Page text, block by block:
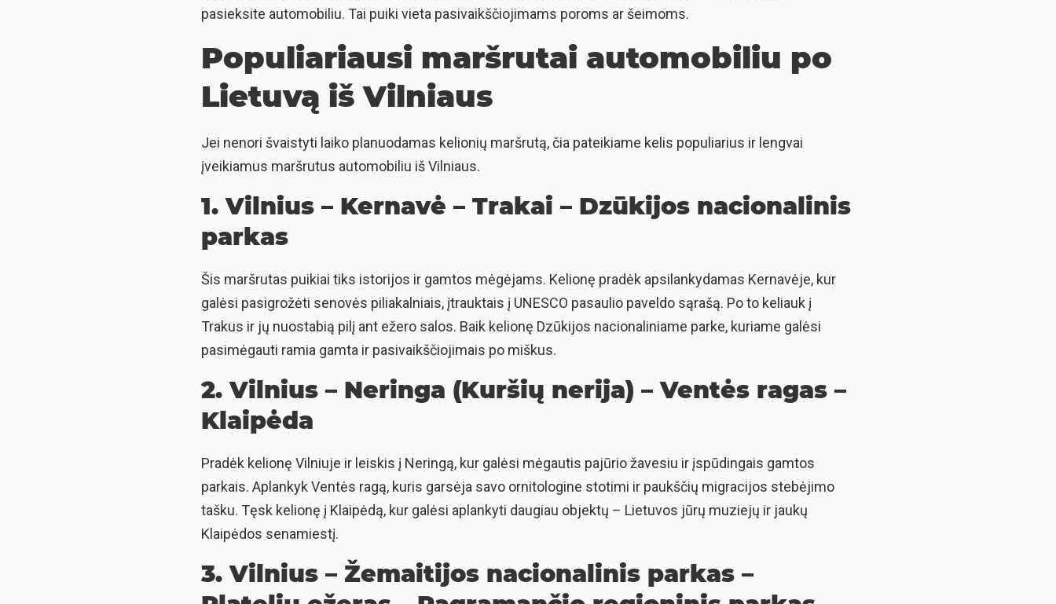
pasieksite automobiliu. Tai puiki vieta pasivaikščiojimams poroms ar šeimoms.
Populiariausi maršrutai automobiliu po
Lietuvą iš Vilniaus
Jei nenori švaistyti laiko planuodamas kelionių maršrutą, čia pateikiame kelis populiarius ir lengvai
įveikiamus maršrutus automobiliu iš Vilniaus.
1. Vilnius – Kernavė – Trakai – Dzūkijos nacionalinis
parkas
Šis maršrutas puikiai tiks istorijos ir gamtos mėgėjams. Kelionę pradėk apsilankydamas Kernavėje, kur
galėsi pasigrožėti senovės piliakalniais, įtrauktais į UNESCO pasaulio paveldo sąrašą. Po to keliauk į
Trakus ir jų nuostabią pilį ant ežero salos. Baik kelionę Dzūkijos nacionaliniame parke, kuriame galėsi
pasimėgauti ramia gamta ir pasivaikščiojimais po miškus.
2. Vilnius – Neringa (Kuršių nerija) – Ventės ragas –
Klaipėda
Pradėk kelionę Vilniuje ir leiskis į Neringą, kur galėsi mėgautis pajūrio žavesiu ir įspūdingais gamtos
parkais. Aplankyk Ventės ragą, kuris garsėja savo ornitologine stotimi ir paukščių migracijos stebėjimo
tašku. Tęsk kelionę į Klaipėdą, kur galėsi aplankyti daugiau objektų – Lietuvos jūrų muziejų ir jaukų
Klaipėdos senamiestį.
3. Vilnius – Žemaitijos nacionalinis parkas –